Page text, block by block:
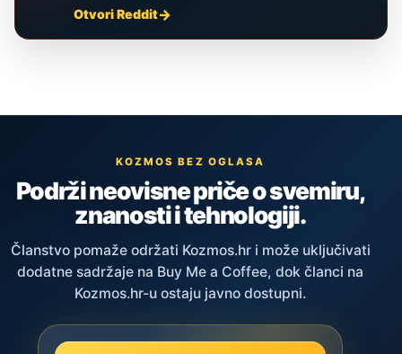
Otvori Reddit
KOZMOS BEZ OGLASA
Podrži neovisne priče o svemiru,
znanosti i tehnologiji.
Članstvo pomaže održati Kozmos.hr i može uključivati
dodatne sadržaje na Buy Me a Coffee, dok članci na
Kozmos.hr-u ostaju javno dostupni.